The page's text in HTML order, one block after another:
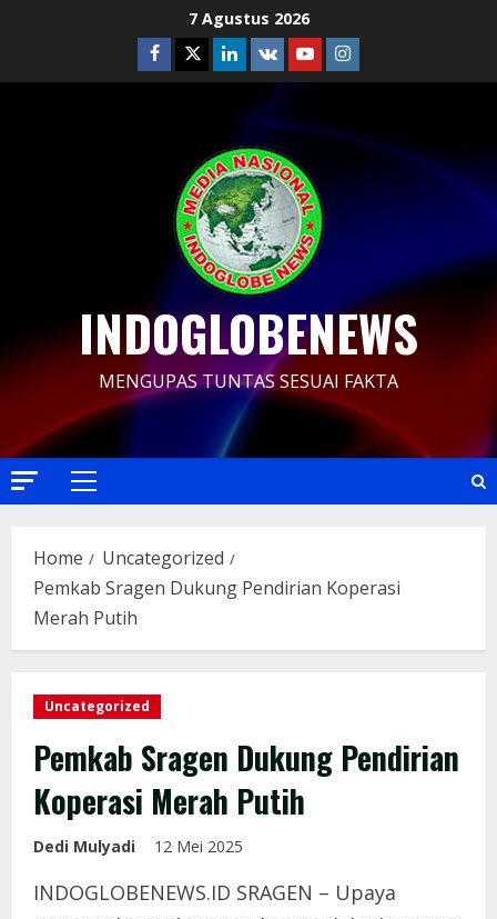
7 Agustus 2026
Facebook
TwitterLinkedin
VK YoutubeInstagram
INDOGLOBENEWS
MENGUPAS TUNTAS SESUAI FAKTA
Primary
Home
Uncategorized
Pemkab Sragen Dukung Pendirian Koperasi
Merah Putih
Uncategorized
Pemkab Sragen Dukung Pendirian
Koperasi Merah Putih
Dedi Mulyadi 12 Mei 2025
INDOGLOBENEWS.ID SRAGEN – Upaya